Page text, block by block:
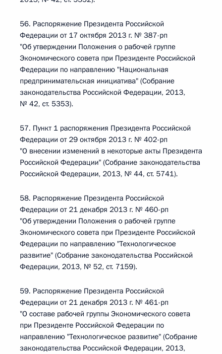
56. Распоряжение Президента Российской
Федерации от 17 октября 2013 г. № 387-рп
"Об утверждении Положения о рабочей группе
Экономического совета при Президенте Российской
Федерации по направлению "Национальная
предпринимательская инициатива" (Собрание
законодательства Российской Федерации, 2013,
№ 42, ст. 5353).
57. Пункт 1 распоряжения Президента Российской
Федерации от 29 октября 2013 г. № 402-рп
"О внесении изменений в некоторые акты Президента
Российской Федерации" (Собрание законодательства
Российской Федерации, 2013, № 44, ст. 5741).
58. Распоряжение Президента Российской
Федерации от 21 декабря 2013 г. № 460-рп
"Об утверждении Положения о рабочей группе
Экономического совета при Президенте Российской
Федерации по направлению "Технологическое
развитие" (Собрание законодательства Российской
Федерации, 2013, № 52, ст. 7159).
59. Распоряжение Президента Российской
Федерации от 21 декабря 2013 г. № 461-рп
"О составе рабочей группы Экономического совета
при Президенте Российской Федерации по
направлению "Технологическое развитие" (Собрание
законодательства Российской Федерации, 2013,